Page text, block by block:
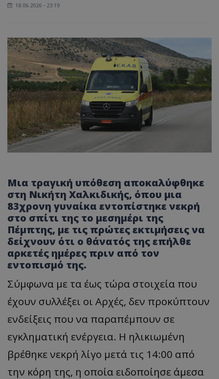
18.06.2026 - 23:19
Μια τραγική υπόθεση αποκαλύφθηκε
στη Νικήτη Χαλκιδικής, όπου μια
83χρονη γυναίκα εντοπίστηκε νεκρή
στο σπίτι της το μεσημέρι της
Πέμπτης, με τις πρώτες εκτιμήσεις να
δείχνουν ότι ο θάνατός της επήλθε
αρκετές ημέρες πριν από τον
εντοπισμό της.
Σύμφωνα με τα έως τώρα στοιχεία που
έχουν συλλέξει οι Αρχές, δεν προκύπτουν
ενδείξεις που να παραπέμπουν σε
εγκληματική ενέργεια. Η ηλικιωμένη
βρέθηκε νεκρή λίγο μετά τις 14:00 από
την κόρη της, η οποία ειδοποίησε άμεσα